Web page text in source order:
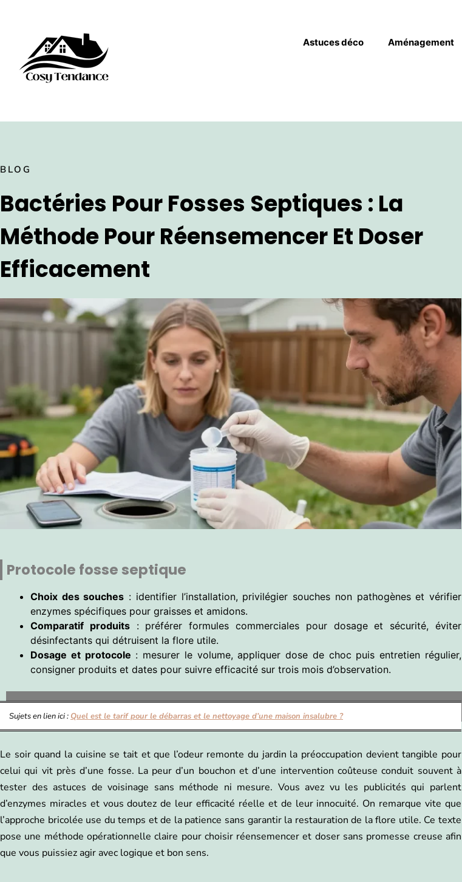
Astuces déco Aménagement
BLOG
Bactéries Pour Fosses Septiques : La
Méthode Pour Réensemencer Et Doser
Efficacement
Protocole fosse septique
Choix des souches : identifier l’installation, privilégier souches non pathogènes et vérifier
enzymes spécifiques pour graisses et amidons.
Comparatif produits: préférer formules commerciales pour dosage et sécurité, éviter
désinfectants qui détruisent la flore utile.
Dosage et protocole : mesurer le volume, appliquer dose de choc puis entretien régulier,
consigner produits et dates pour suivre efficacité sur trois mois d’observation.
Sujets en lien ici : Quel est le tarif pour le débarras et le nettoyage d’une maison insalubre ?
Le soir quand la cuisine se tait et que l’odeur remonte du jardin la préoccupation devient tangible pour
celui qui vit près d’une fosse. La peur d’un bouchon et d’une intervention coûteuse conduit souvent à
tester des astuces de voisinage sans méthode ni mesure. Vous avez vu les publicités qui parlent
d’enzymes miracles et vous doutez de leur efficacité réelle et de leur innocuité. On remarque vite que
l’approche bricolée use du temps et de la patience sans garantir la restauration de la flore utile. Ce texte
pose une méthode opérationnelle claire pour choisir réensemencer et doser sans promesse creuse afin
que vous puissiez agir avec logique et bon sens.